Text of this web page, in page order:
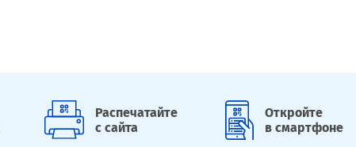
Распечатайте
с сайта
Откройте
в смартфоне